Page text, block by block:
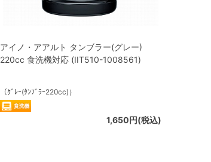
アイノ・アアルト タンブラー(グレー)
220cc 食洗機対応 (IIT510-1008561)
（ｸﾞﾚｰ(ﾀﾝﾌﾞﾗｰ220cc)）
1,650円(税込)